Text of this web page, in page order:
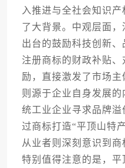
入推进与全社会知识
了大背景。中观层面
出台的鼓励科技创新
注册商标的财政补贴
励，直接激发了市场主
则源于企业自身发展
统工业企业寻求品牌
过商标打造“平顶山特
从业者则深刻意识到商
特别值得注意的是，